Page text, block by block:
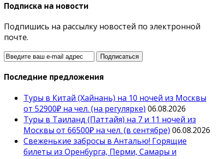
Подписка на новости
Подпишись на рассылку новостей по электронной
почте.
Последние предложения
Туры в Китай (Хайнань) на 10 ночей из Москвы
от 52900₽ на чел. (на регулярке) 06.08.2026
Туры в Таиланд (Паттайя) на 7 и 11 ночей из
Москвы от 66500₽ на чел. (в сентябре) 06.08.2026
Свеженькие забросы в Анталью! Горящие
билеты из Оренбурга, Перми, Самары и